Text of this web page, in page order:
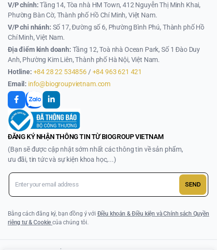
V/P chính:Tầng 14, Tòa nhà HM Town, 412 Nguyễn Thị Minh Khai,
Phường Bàn Cờ, Thành phố Hồ Chí Minh, Việt Nam.
V/P chi nhánh: Số 17, Đường số 6, Phường Bình Phú, Thành phố Hồ
Chí Minh, Việt Nam.
Địa điểm kinh doanh: Tầng 12, Toà nhà Ocean Park, Số 1 Đào Duy
Anh, Phường Kim Liên, Thành phố Hà Nội, Việt Nam.
Hotline: +84 28 22 534856 /+84 963 621 421
Email: info@biogroupvietnam.com
ĐĂNG KÝ NHẬN THÔNG TIN TỪ BIOGROUP VIETNAM
(Bạn sẽ được cập nhật sớm nhất các thông tin về sản phẩm,
ưu đãi, tin tức và sự kiện khoa học,...)
SEND
Bằng cách đăng ký, bạn đồng ý với Điều khoản & Điều kiện và Chính sách Quyền
riêng tư & Cookiecủa chúng tôi.